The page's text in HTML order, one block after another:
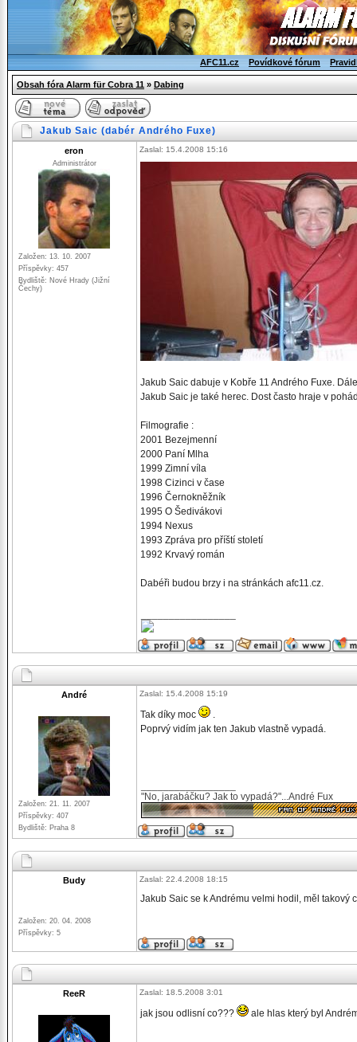
AFC11.cz Povídkové fórum
Obsah fóra Alarm für Cobra 11 » Dabing
Jakub Saic (dabér Andrého Fuxe)
eron
Administrátor
Založen: 13. 10. 2007
Příspěvky: 457
Bydliště: Nové Hrady (Jižní
Čechy)
Zaslal: 15.4.2008 15:16
Jakub Saic dabuje v Kobře 11 Andrého Fuxe.
Jakub Saic je také herec. Dost často hraje v
Filmografie :
2001 Bezejmenní
2000 Paní Mlha
1999 Zimní víla
1998 Cizinci v čase
1996 Černokněžník
1995 O Šedivákovi
1994 Nexus
1993 Zpráva pro příští století
1992 Krvavý román
Dabéři budou brzy i na stránkách afc11.cz.
André
Založen: 21. 11. 2007
Příspěvky: 407
Bydliště: Praha 8
Zaslal: 15.4.2008 15:19
Tak díky moc
.
Poprvý vidím jak ten Jakub vlastně vypadá.
"No, jarabáčku? Jak to vypadá?"...André Fux
Budy
Založen: 20. 04. 2008
Příspěvky: 5
Zaslal: 22.4.2008 18:15
Jakub Saic se k Andrému velmi hodil, měl takový
ReeR Zaslal: 18.5.2008 3:01
jak jsou odlisní co??? ale hlas který byl